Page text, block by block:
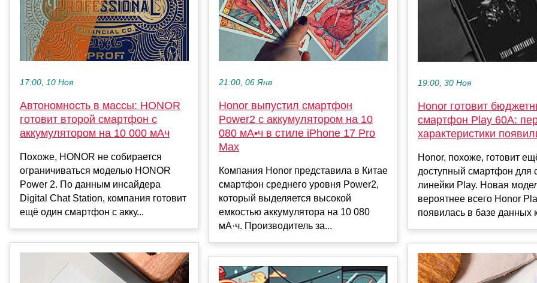
17:00, 10 Ноя
Автономность в массы: HONOR
готовит второй смартфон с
аккумулятором на 10 000 мАч
Похоже, HONOR не собирается
ограничиваться моделью HONOR
Power 2. По данным инсайдера
Digital Chat Station, компания готовит
ещё один смартфон с акку...
21:00, 06 Янв
Honor выпустил смартфон
Power2 с аккумулятором на 10
080 мА•ч в стиле iPhone 17 Pro
Max
Компания Honor представила в Китае
смартфон среднего уровня Power2,
который выделяется высокой
емкостью аккумулятора на 10 080
мА·ч. Производитель за...
19:00, 30 Ноя
Honor готовит
смартфон Play 60A:
характеристики
Honor, похоже, готовит
доступный смартфон для
линейки Play. Новая
вероятнее всего Honor
появилась в базе данных